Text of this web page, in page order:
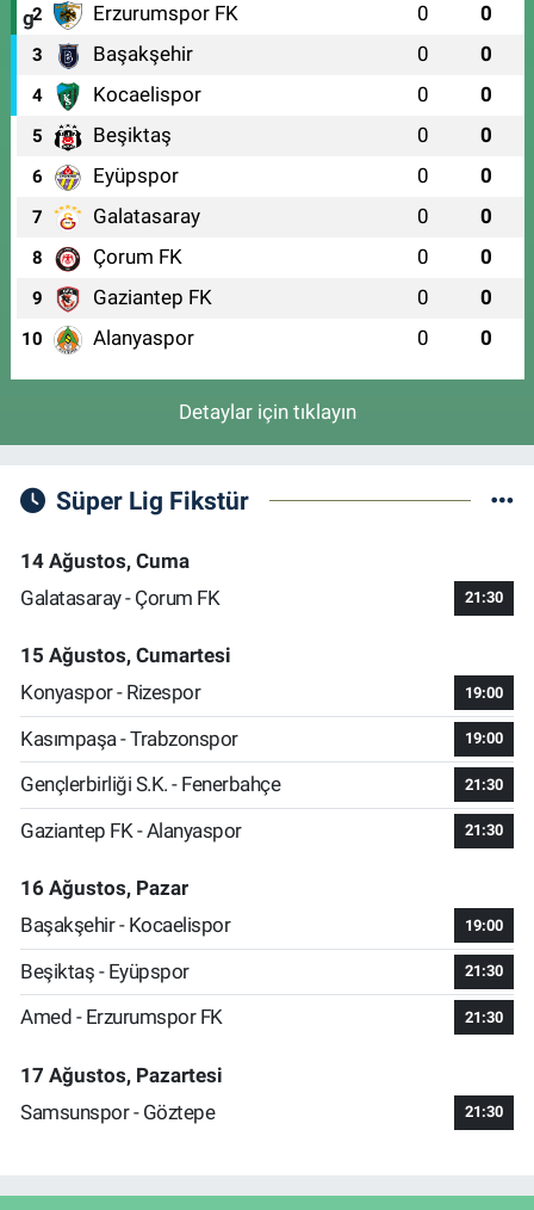
2 Erzurumspor FK 0 0
3 Başakşehir 0 0
4 Kocaelispor 0 0
5 Beşiktaş 0 0
6 Eyüpspor 0 0
7 Galatasaray 0 0
8 Çorum FK 0 0
9 Gaziantep FK 0 0
10 Alanyaspor 0 0
Detaylar için tıklayın
Süper Lig Fikstür
14 Ağustos, Cuma
Galatasaray - Çorum FK
21:30
15 Ağustos, Cumartesi
Konyaspor - Rizespor
19:00
Kasımpaşa - Trabzonspor 19:00
Gençlerbirliği S.K. - Fenerbahçe 21:30
Gaziantep FK - Alanyaspor 21:30
16 Ağustos, Pazar
Başakşehir - Kocaelispor
19:00
Beşiktaş - Eyüpspor 21:30
Amed - Erzurumspor FK 21:30
17 Ağustos, Pazartesi
Samsunspor - Göztepe
21:30